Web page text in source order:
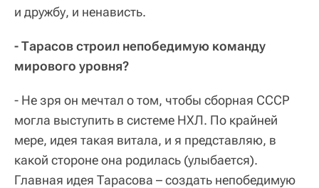
и дружбу, и ненависть.
- Тарасов строил непобедимую команду
мирового уровня?
- Не зря он мечтал о том, чтобы сборная СССР
могла выступить в системе НХЛ. По крайней
мере, идея такая витала, и я представляю, в
какой стороне она родилась (улыбается).
Главная идея Тарасова – создать непобедимую